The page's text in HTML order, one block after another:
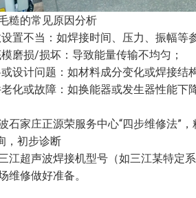
糙的常见原因分析
设置不当：如焊接时间、压力、振幅等
模磨损/损坏：导致能量传输不均匀；
或设计问题：如材料成分变化或焊接结
化或故障：如换能器或发生器性能下降
石家庄正源荣服务中心“四步维修法”
，初步诊断
江超声波焊接机型号（如三江某特定
维修做好准备。